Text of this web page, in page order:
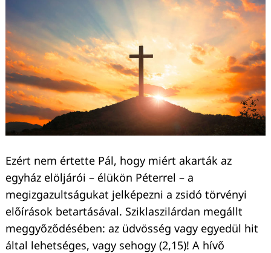
Ezért nem értette Pál, hogy miért akarták az
egyház elöljárói – élükön Péterrel – a
megizgazultságukat jelképezni a zsidó törvényi
előírások betartásával. Sziklaszilárdan megállt
meggyőződésében: az üdvösség vagy egyedül hit
által lehetséges, vagy sehogy (2,15)! A hívő